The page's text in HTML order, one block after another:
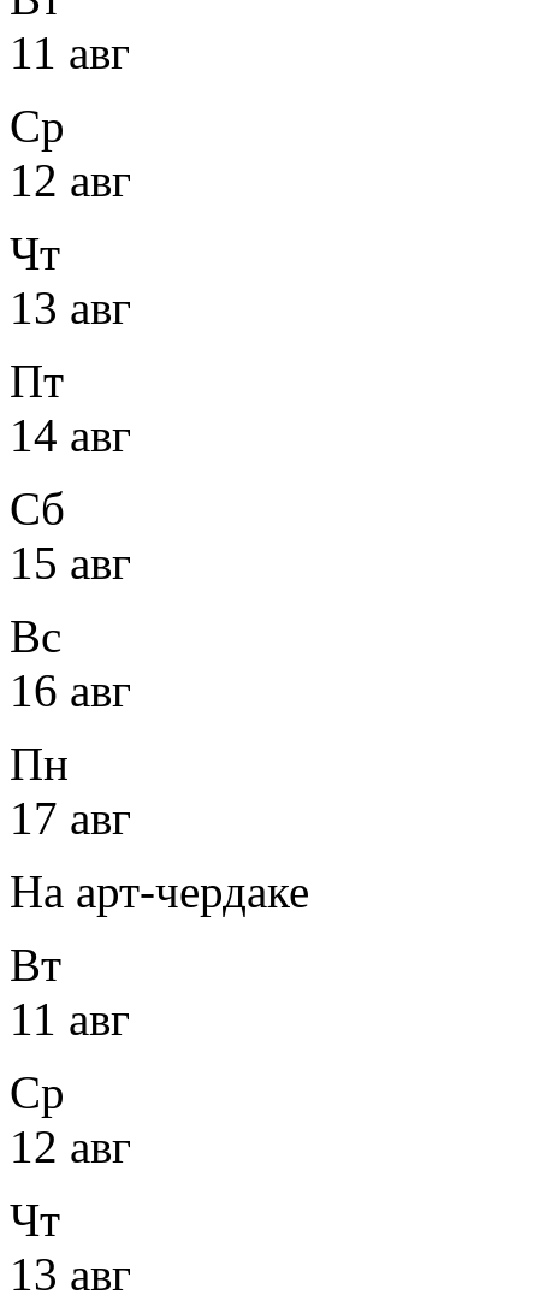
11 авг
Ср
12 авг
Чт
13 авг
Пт
14 авг
Сб
15 авг
Вс
16 авг
Пн
17 авг
На арт-чердаке
Вт
11 авг
Ср
12 авг
Чт
13 авг